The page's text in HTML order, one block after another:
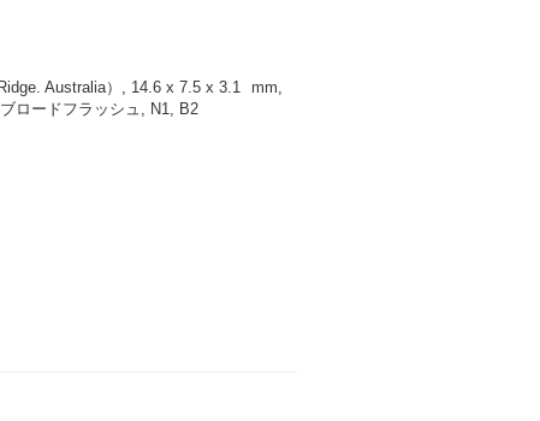
Australia）, 14.6 x 7.5 x 3.1 mm
ロードフラッシュ, N1, B2